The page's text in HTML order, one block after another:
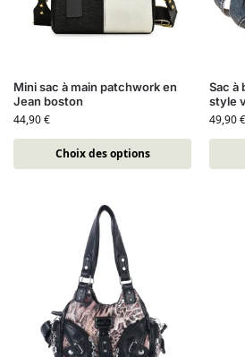
Mini sac à main patchwork en
Jean boston
44,90€
Choix des options
Sac à
style
49,90€